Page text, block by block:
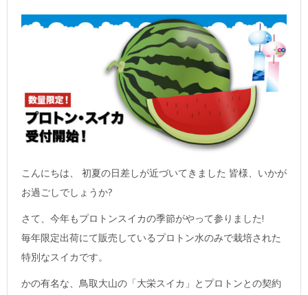
こんにちは、 初夏の日差しが近づいてきました 皆様、いかが
お過ごしでしょうか?
さて、今年もプロトンスイカの季節がやって参りました!
毎年限定出荷にて販売しているプロトン水のみで栽培された
特別なスイカです。
かの有名な、鳥取大山の「大栄スイカ」とプロトンとの契約